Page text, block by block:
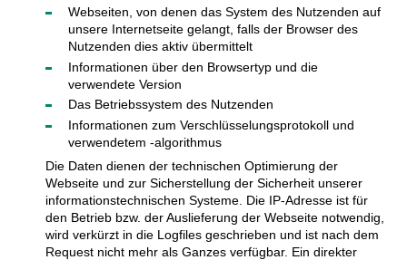
Webseiten, von denen das System des Nutzenden auf
unsere Internetseite gelangt, falls der Browser des
Nutzenden dies aktiv übermittelt
Informationen über den Browsertyp und die
verwendete Version
Das Betriebssystem des Nutzenden
Informationen zum Verschlüsselungsprotokoll und
verwendetem -algorithmus
Die Daten dienen der technischen Optimierung der
Webseite und zur Sicherstellung der Sicherheit unserer
informationstechnischen Systeme. Die IP-Adresse ist für
den Betrieb bzw. der Auslieferung der Webseite notwendig,
wird verkürzt in die Logfiles geschrieben und ist nach dem
Request nicht mehr als Ganzes verfügbar. Ein direkter